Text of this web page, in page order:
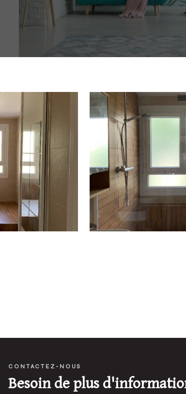
CONTACTEZ-NOUS
Besoin de plus